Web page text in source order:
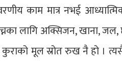
काम मात्र नभई
लागि अक्सिजन, खाना,
मूल स्रोत रुख नै हो ।